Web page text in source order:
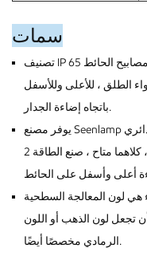
سمات
تصنيف IP 65 مقاوم للماء لحماية مصابيح الحائط LED من الماء
الطلق ، للأعلى وللأسفل
باتجاه إضاءة الجدار.
يوفر مصنع Seenlamp الكثير من النماذج للعملاء للاختيار ، النوع الدائري
ونوع المستطيل ، كلاهما متاح ، صنع الطاقة 2x5W 2x7W 2x6W 2x9W ،
هي لون المعالجة السطحية
تجعل لون الذهب أو اللون
الرمادي مخصصًا أيضًا.